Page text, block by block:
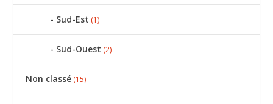
Sud-Est (1)
Sud-Ouest (2)
Non classé (15)